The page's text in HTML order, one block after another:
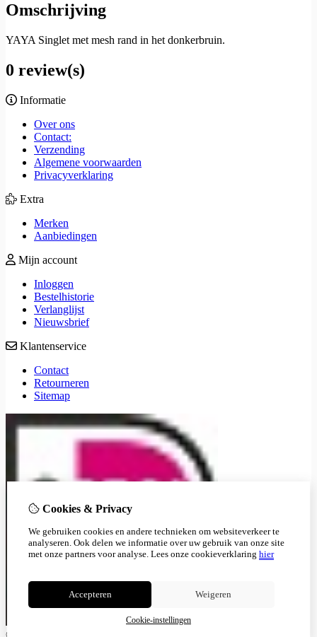
Omschrijving
YAYA Singlet met mesh rand in het donkerbruin.
0 review(s)
Informatie
Over ons
Contact:
Verzending
Algemene voorwaarden
Privacyverklaring
Extra
Merken
Aanbiedingen
Mijn account
Inloggen
Bestelhistorie
Verlanglijst
Nieuwsbrief
Klantenservice
Contact
Retourneren
Sitemap
© Copyright 2026
Cookies & Privacy
We gebruiken cookies en andere technieken om websiteverkeer te
analyseren. Ook delen we informatie over uw gebruik van onze site
met onze partners voor analyse. Lees onze cookieverklaring hier
Accepteren Weigeren
Cookie-instellingen